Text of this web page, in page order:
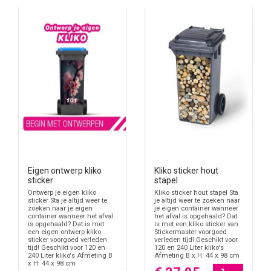
Veel containers lijken op elkaar wanneer ze na het legen terug aan
afbeelding helpt om de juiste kliko terug te vinden zonder de
container te hoeven openen of verplaatsen. Bekijk bijvoorbeeld
ook de mogelijkheden voor
brievenbusstickerswanneer u bij de
voordeur ook postvoorkeuren of bezorginstructies zichtbaar wilt
Voor 120 en 240 liter containers
De productinformatie bij de klikostickers vermeldt meerdere
uitvoeringen voor 120 en 240 liter kliko’s. Binnen de categorie
de sticker afstemmen op de plaats van de container, het formaat
van de klep of de zichtzijde die vanaf de straat het beste
zichtbaar is.
Huisnummer, afvaltype of eigen ontwerp
Wie vooral herkenning wil, kiest vaak een huisnummersticker of
een straatnaam met huisnummer. Voor afvalscheiding kan een
duidelijke sticker helpen om papier, GFT of restafval uit elkaar te
Eigen ontwerp kliko
sticker
Ontwerp je eigen kliko
sticker Sta je altijd weer te
zoeken naar je eigen
container wanneer het afval
is opgehaald? Dat is met
een eigen ontwerp kliko
sticker voorgoed verleden
tijd! Geschikt voor 120 en
240 Liter kliko's Afmeting B
x H: 44 x 98 cm
Kliko sticker hout
stapel
Kliko sticker hout stapel Sta
je altijd weer te zoeken naar
je eigen container wanneer
het afval is opgehaald? Dat
is met een kliko sticker van
Stickermaster voorgoed
verleden tijd! Geschikt voor
120 en 240 Liter kliko's
Afmeting B x H: 44 x 98 cm